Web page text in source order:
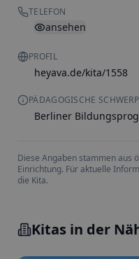
TELEFON
ansehen
PROFIL
heyava.de/kita/1558
PÄDAGOGISCHE
Berliner
Diese Angaben stammen
Einrichtung. Für aktuelle
die Kita.
Kitas in der